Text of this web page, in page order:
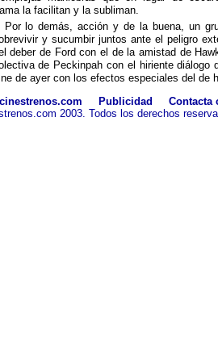
la facilitan y la subliman.
Por lo demás, acción y de la buena, un
y sucumbir juntos ante el peligro
deber de Ford con el de la amistad de
de Peckinpah con el hiriente diálogo
de ayer con los efectos especiales del de
Publicidad
Contacta
2003. Todos los derechos